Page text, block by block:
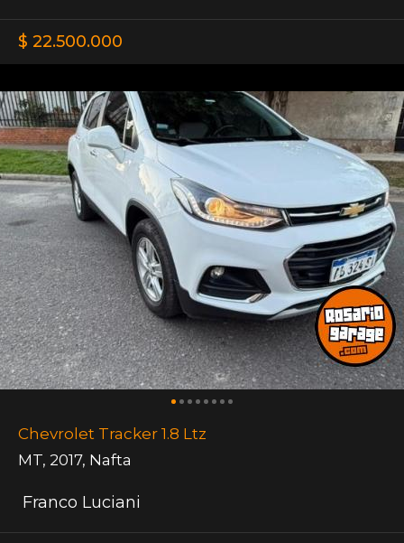
$ 22.500.000
Chevrolet Tracker 1.8 Ltz
MT, 2017, Nafta
Franco Luciani